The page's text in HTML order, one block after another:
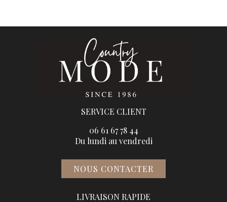
SERVICE CLIENT
06 61 67 78 44
Du lundi au vendredi
NOUS CONTACTER
LIVRAISON RAPIDE